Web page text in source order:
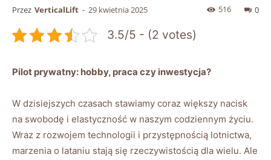
Przez VerticalLift - 29 kwietnia 2025 0
516
3.5/5 - (2 votes)
Pilot prywatny: hobby, praca czy inwestycja?
W ‍dzisiejszych czasach stawiamy coraz ‍większy nacisk
na‌ swobodę i elastyczność w naszym codziennym życiu.⁤
Wraz ‍z rozwojem technologii ​i ‌przystępnością lotnictwa,
marzenia o lataniu ⁢stają się rzeczywistością⁢ dla‍ wielu. Ale